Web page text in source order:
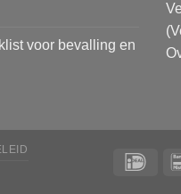
voor bevalling en